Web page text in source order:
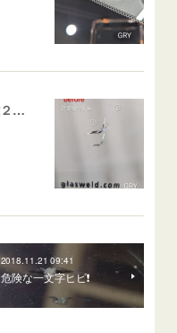
飛び石ひび割れ 施工例「近距離２箇所・パーシャル系+ストレート系」CX-8
2018.11.21 09:41
危険な一文字ヒビ❗